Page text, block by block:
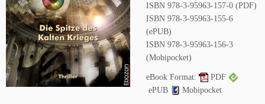
ISBN 978-3-95963-157-0 (PDF)
ISBN 978-3-95963-155-6
(ePUB)
ISBN 978-3-95963-156-3
(Mobipocket)
eBook Format:
PDF
ePUB
Mobipocket